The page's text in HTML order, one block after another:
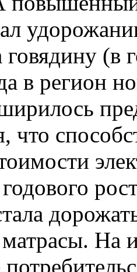
говядину (в
в регион
что
На